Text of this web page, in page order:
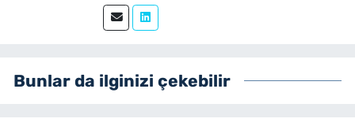
yenibakishaber.com bünyesinde muhabir
ve editör olarak görev yapmaktadır.
Bunlar da ilginizi çekebilir